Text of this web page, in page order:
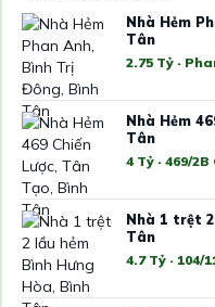
Nhà Hẻm
Tân
Nhà Hẻm
Tân
Nhà 1 trệt
Tân